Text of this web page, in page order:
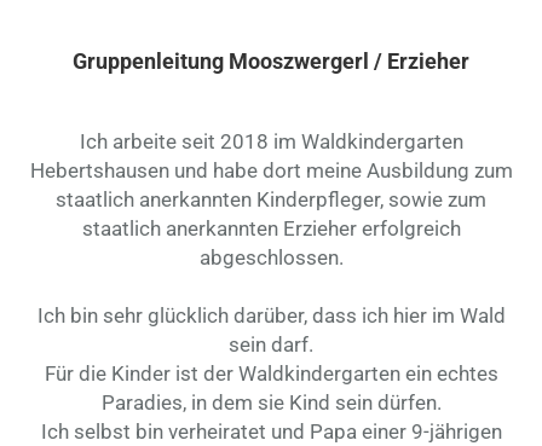
Gruppenleitung Mooszwergerl / Erzieher
Ich arbeite seit 2018 im Waldkindergarten
Hebertshausen und habe dort meine Ausbildung zum
staatlich anerkannten Kinderpfleger, sowie zum
staatlich anerkannten Erzieher erfolgreich
abgeschlossen.
Ich bin sehr glücklich darüber, dass ich hier im Wald
sein darf.
Für die Kinder ist der Waldkindergarten ein echtes
Paradies, in dem sie Kind sein dürfen.
Ich selbst bin verheiratet und Papa einer 9-jährigen